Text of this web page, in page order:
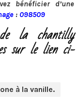
bénéficier d’une
: 098509
la chantilly
sur le lien ci-
à la vanille.